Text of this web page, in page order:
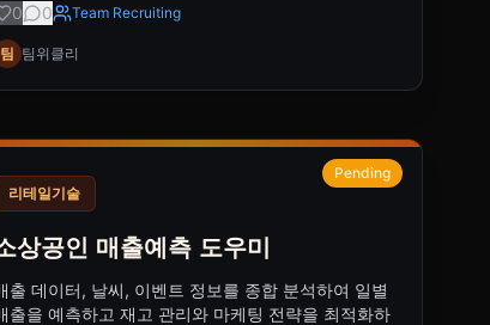
0 0 Team Recruiting
팀 팀위클리
Pending
리테일기술
상공인 매출예측 도우미
출 데이터, 날씨, 이벤트 정보를 종합 분석하여 일별
출을 예측하고 재고 관리와 마케팅 전략을 최적화하